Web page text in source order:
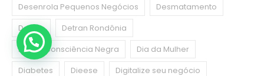
Desenrola Pequenos Negócios
Desmatamento
Detran
Detran Rondônia
Dia da Consciência Negra
Dia da Mulher
Diabetes
Dieese Digitalize seu negócio